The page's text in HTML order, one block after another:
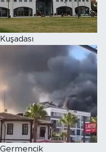
Kuşadası
Germencik